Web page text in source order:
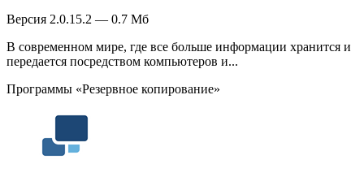
Версия 2.0.15.2 — 0.7 Мб
В современном мире, где все больше информации хранится и
передается посредством компьютеров и...
Программы «Резервное копирование»